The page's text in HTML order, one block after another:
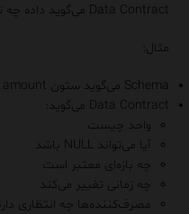
Data Contract می‌گوید داده چه تعهدی دارد.
مثال:
Schema می‌گوید ستون amount عددی است
Data Contract می‌گوید:
واحد چیست
آیا می‌تواند NULL باشد
چه بازه‌ای معتبر است
چه زمانی تغییر می‌کند
مصرف‌کننده‌ها چه انتظاری